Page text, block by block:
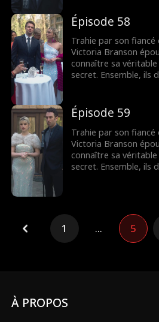
trouver leur fin
Épisode 58
Trahie par son
Victoria Branson
connaître sa
secret. Ensemble, ils
trouver leur fin
Épisode 59
Trahie par son
Victoria Branson
connaître sa
secret. Ensemble, ils
1 ... 5
À PROPOS